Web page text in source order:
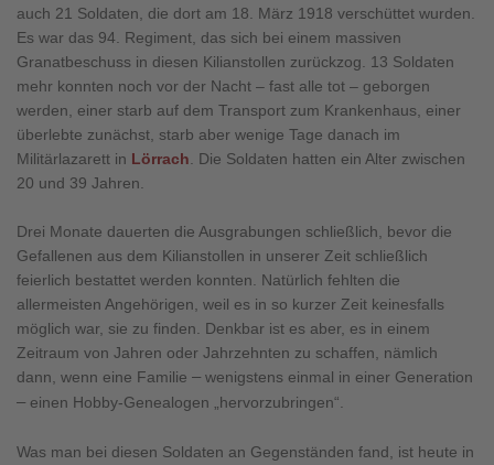
auch 21 Soldaten, die dort am 18. März 1918 verschüttet wurden.
Es war das 94. Regiment, das sich bei einem massiven
Granatbeschuss in diesen Kilianstollen zurückzog. 13 Soldaten
mehr konnten noch vor der Nacht – fast alle tot – geborgen
werden, einer starb auf dem Transport zum Krankenhaus, einer
überlebte zunächst, starb aber wenige Tage danach im
Militärlazarett in Lörrach . Die Soldaten hatten ein Alter zwischen
20 und 39 Jahren.
Drei Monate dauerten die Ausgrabungen schließlich, bevor die
Gefallenen aus dem Kilianstollen in unserer Zeit schließlich
feierlich bestattet werden konnten. Natürlich fehlten die
allermeisten Angehörigen, weil es in so kurzer Zeit keinesfalls
möglich war, sie zu finden. Denkbar ist es aber, es in einem
Zeitraum von Jahren oder Jahrzehnten zu schaffen, nämlich
dann, wenn eine Familie – wenigstens einmal in einer Generation
– einen Hobby-Genealogen „hervorzubringen“.
Was man bei diesen Soldaten an Gegenständen fand, ist heute in